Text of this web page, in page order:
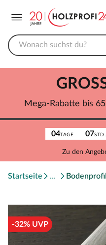
04TAGE 07STD.
Zu den
Mega-Rabatte bis
Startseite
-32% UVP